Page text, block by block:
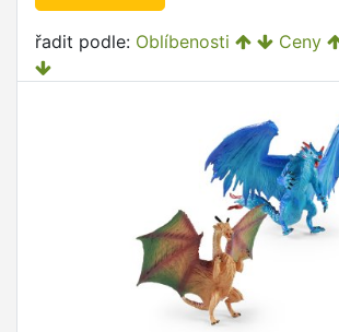
řadit podle: Oblíbenosti Ceny